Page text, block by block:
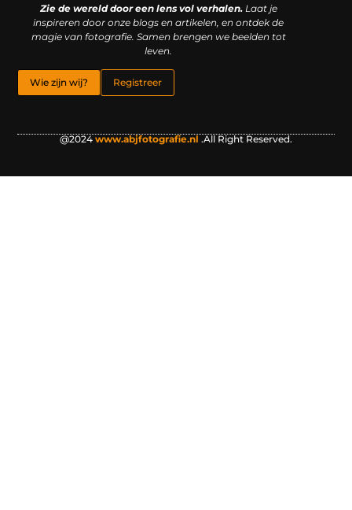
Zie de wereld door een lens vol verhalen.Laat je
inspireren door onze blogs en artikelen, en ontdek de
magie van fotografie. Samen brengen we beelden tot
leven.
Wie zijn wij? Registreer
@2024 www.abjfotografie.nl .All Right Reserved.